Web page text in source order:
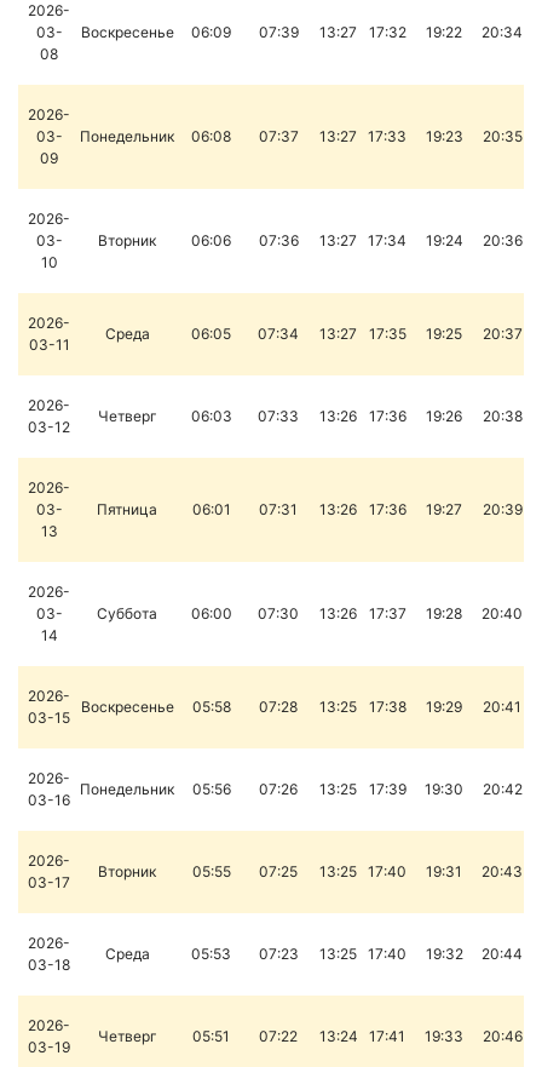
2026-
03-
08
Воскресенье 06:09 07:39 13:27 17:32 19:22 20:34
2026-
03-
09
Понедельник 06:08 07:37 13:27 17:33 19:23 20:35
2026-
03-
10
Вторник 06:06 07:36 13:27 17:34 19:24 20:36
2026-
03-11
Среда 06:05 07:34 13:27 17:35 19:25 20:37
2026-
03-12
Четверг 06:03 07:33 13:26 17:36 19:26 20:38
2026-
03-
13
Пятница 06:01 07:31 13:26 17:36 19:27 20:39
2026-
03-
14
Суббота 06:00 07:30 13:26 17:37 19:28 20:40
2026-
03-15
Воскресенье 05:58 07:28 13:25 17:38 19:29 20:41
2026-
03-16
Понедельник 05:56 07:26 13:25 17:39 19:30 20:42
2026-
03-17
Вторник 05:55 07:25 13:25 17:40 19:31 20:43
2026-
03-18
Среда 05:53 07:23 13:25 17:40 19:32 20:44
2026-
03-19
Четверг 05:51 07:22 13:24 17:41 19:33 20:46